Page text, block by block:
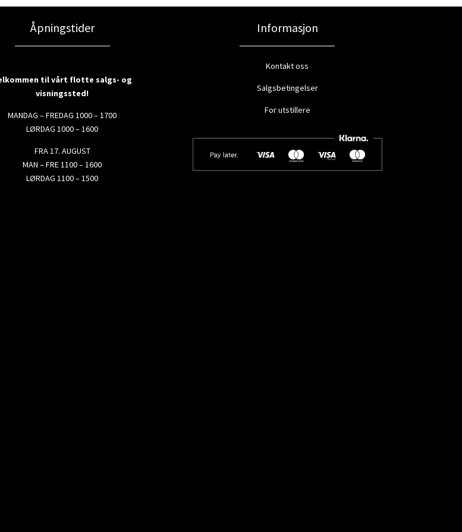
Åpningstider
til vårt flotte salgs- og
visningssted!
MANDAG – FREDAG 1000 – 1700
LØRDAG 1000 – 1600
FRA 17. AUGUST
MAN – FRE 1100 – 1600
LØRDAG 1100 – 1500
Informasjon
Kontakt oss
Salgsbetingelser
For utstillere